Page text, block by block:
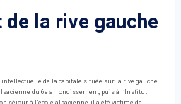
la rive gauche
de la capitale située sur la rive gauche
du 6e arrondissement, puis à l’Institut